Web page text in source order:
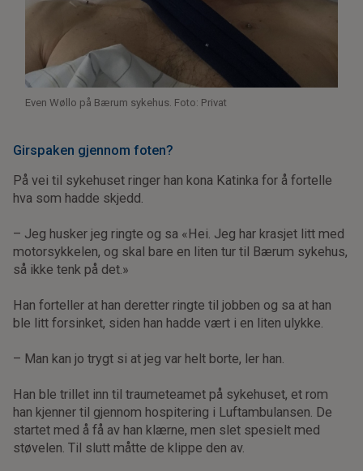
Even Wøllo på Bærum sykehus. Foto: Privat
Girspaken gjennom foten?
På vei til sykehuset ringer han kona Katinka for å fortelle
hva som hadde skjedd.
– Jeg husker jeg ringte og sa «Hei. Jeg har krasjet litt med
motorsykkelen, og skal bare en liten tur til Bærum sykehus,
så ikke tenk på det.»
Han forteller at han deretter ringte til jobben og sa at han
ble litt forsinket, siden han hadde vært i en liten ulykke.
– Man kan jo trygt si at jeg var helt borte, ler han.
Han ble trillet inn til traumeteamet på sykehuset, et rom
han kjenner til gjennom hospitering i Luftambulansen. De
startet med å få av han klærne, men slet spesielt med
støvelen. Til slutt måtte de klippe den av.